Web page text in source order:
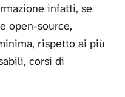
infatti, se
open-source,
rispetto ai più
corsi di